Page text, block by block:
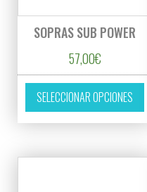
SOPRAS SUB POWER
57,00€
SELECCIONAR OPCIONES